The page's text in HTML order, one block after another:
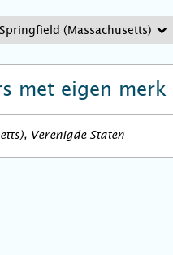
Springfield (Massachusetts)
met eigen merk
Verenigde Staten